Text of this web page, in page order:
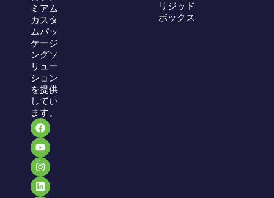
ミアム
カスタ
ムパッ
ケージ
ングソ
リュー
ション
を提供
してい
ます。
リジッド
ボックス